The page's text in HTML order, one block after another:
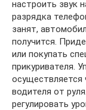
настроить звук
разрядка
занят,
получится.
или покупать
прикуривателя.
осуществляется
водителя от
регулировать